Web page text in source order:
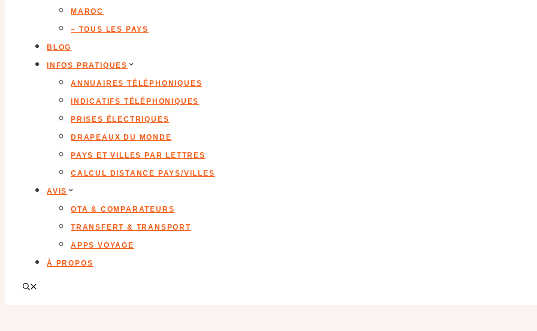
MAROC
– TOUS LES PAYS
BLOG
INFOS PRATIQUES
ANNUAIRES TÉLÉPHONIQUES
INDICATIFS TÉLÉPHONIQUES
PRISES ÉLECTRIQUES
DRAPEAUX DU MONDE
PAYS ET VILLES PAR LETTRES
CALCUL DISTANCE PAYS/VILLES
AVIS
OTA & COMPARATEURS
TRANSFERT & TRANSPORT
APPS VOYAGE
À PROPOS